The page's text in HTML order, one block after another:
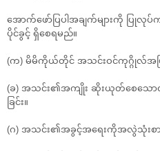
အောက်ဖော်ပြပါအချက်များကို ပြု
ပိုင်ခွင့် ရှိစေရမည်။
(က) မိမိကိုယ်တိုင် အသင်းဝင်ကုဂ္ဂိုလ်အဖြစ်
(ခ) အသင်း၏အကျိုး ဆိုးယုတ်စေသော
ခြင်း။
(ဂ) အသင်း၏အခွင့်အရေးကိုအလွဲသုံးစား